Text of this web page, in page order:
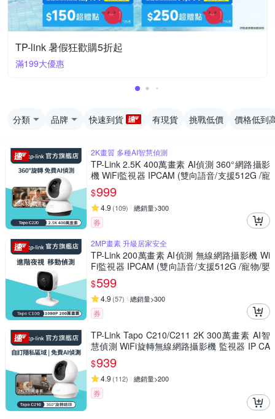
TP-link 暑假狂歡購5折起
滿199大優惠
分類 品牌 快速到貨 有現貨 挑戰低價 價格低到
2K畫質 多種AI智慧偵測
TP-Link 2.5K 400萬畫素 AI偵測 360°網路攝影
機 WiFi監視器 IPCAM (雙向語音/支援512G /寵
物/嬰兒/長輩/Tapo C220)
$999
4.9 (109) 總銷量>300
券
2MP畫素 升級居家安全
TP-Link 200萬畫素 AI偵測 無線網路攝影機 Wi
Fi監視器 IPCAM (雙向語音/支援512G /寵物/嬰
兒/長輩/Tapo C100)
$599
4.9 (57) 總銷量>300
券
TP-Link Tapo C210/C211 2K 300萬畫素 AI智
慧偵測 WiFi旋轉無線網路攝影機 監視器 IP CA
M(360°旋轉/哭聲偵測/支援512G)
$939
4.9 (112) 總銷量>200
券